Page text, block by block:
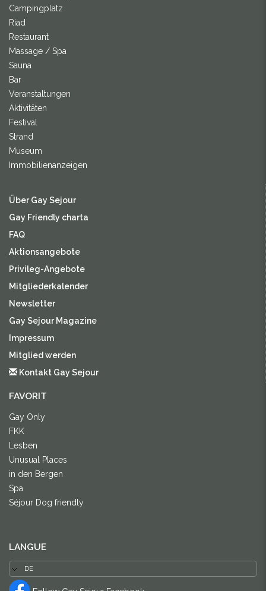
Campingplatz
Riad
Restaurant
Massage / Spa
Sauna
Bar
Veranstaltungen
Aktivitäten
Festival
Strand
Museum
Immobilienanzeigen
Über Gay Sejour
Gay Friendly charta
FAQ
Aktionsangebote
Privileg-Angebote
Mitgliederkalender
Newsletter
Gay Sejour Magazine
Impressum
Mitglied werden
Kontakt Gay Sejour
FAVORIT
Gay Only
FKK
Lesben
Unusual Places
in den Bergen
Spa
Séjour Dog friendly
LANGUE